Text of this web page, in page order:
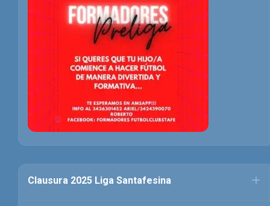
Clausura 2025 Liga Santafesina